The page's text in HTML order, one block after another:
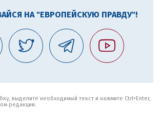
НА "ЕВРОПЕЙСКУЮ ПРАВДУ"!
выделите необходимый текст и нажмите Ctrl+Enter,
редакции.